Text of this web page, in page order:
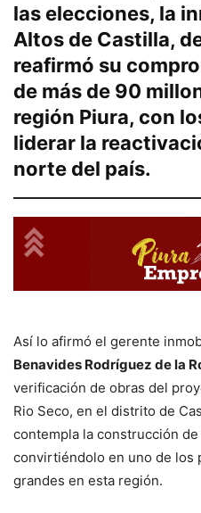
las elecciones, la
Altos de Castilla,
reafirmó su
de más de 90
región Piura, con
liderar la
norte del país.
Así lo afirmó el gerente
Benavides Rodríguez de la
verificación de obras del
Rio Seco, en el distrito de
contempla la construcción
convirtiéndolo en uno de los
grandes en esta región.